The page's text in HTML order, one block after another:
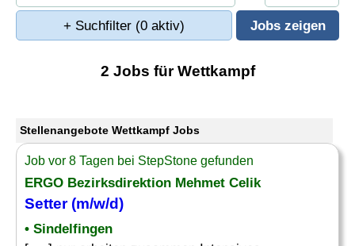
+ Suchfilter (0 aktiv)
2 Jobs für Wettkampf
Stellenangebote Wettkampf Jobs
Job vor 8 Tagen bei StepStone gefunden
ERGO Bezirksdirektion Mehmet Celik
Setter (m/w/d)
• Sindelfingen